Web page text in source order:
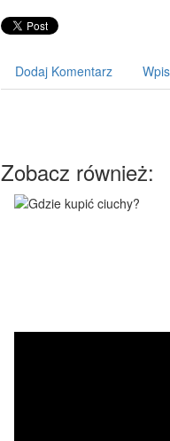
Dodaj Komentarz
Zobacz również: